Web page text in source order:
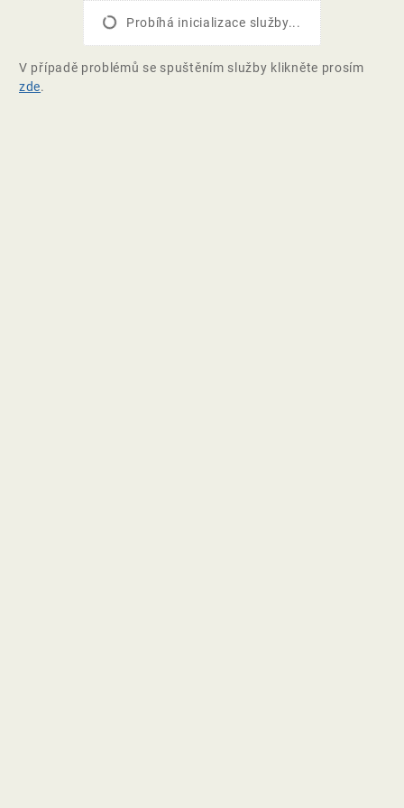
Probíhá inicializace služby...
V případě problémů se spuštěním služby klikněte prosím
zde.